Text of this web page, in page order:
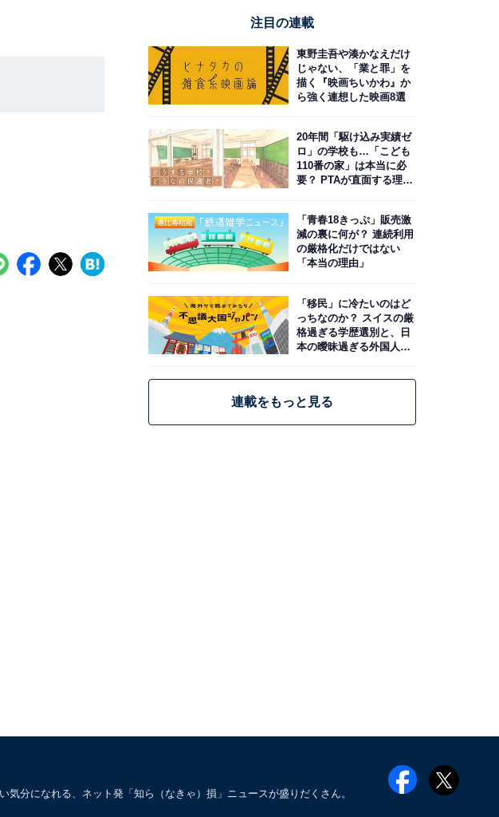
注目の連載
東野圭吾や湊かなえだけ
じゃない、「業と罪」を
描く『映画ちいかわ』か
ら強く連想した映画8選
20年間「駆け込み実績ゼ
ロ」の学校も…「こども
110番の家」は本当に必
要？ PTAが直面する理想
「青春18きっぷ」販売激
減の裏に何が？ 連続利用
の厳格化だけではない
「本当の理由」
「移民」に冷たいのはど
っちなのか？ スイスの厳
格過ぎる学歴選別と、日
本の曖昧過ぎる外国人政
連載をもっと見る
分になれる、ネット発「知ら（なきゃ）損」ニュースが盛りだくさん。